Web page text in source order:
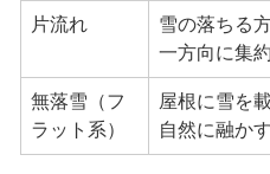
片流れ
雪の落ちる
一方向に集約
無落雪（フ
ラット系）
屋根に雪を
自然に融かす